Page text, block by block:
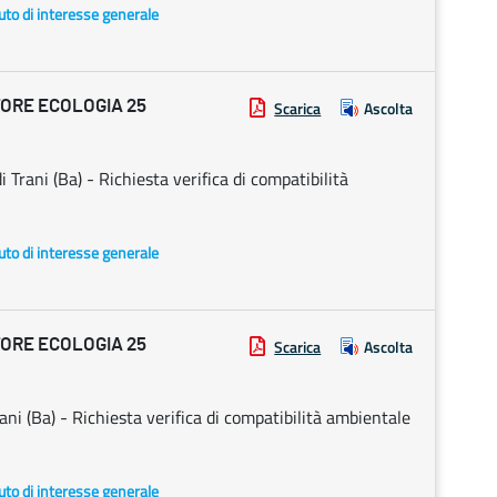
di interesse generale
ECOLOGIA 25 Scarica Ascolta
Trani (Ba) - Richiesta verifica di compatibilità
di interesse generale
ECOLOGIA 25 Scarica Ascolta
(Ba) - Richiesta verifica di compatibilità ambientale
di interesse generale